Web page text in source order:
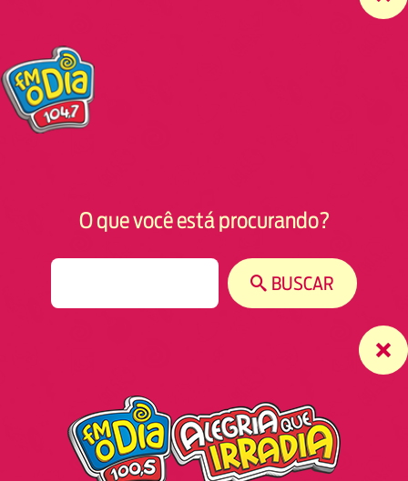
O que você está procurando?
BUSCAR